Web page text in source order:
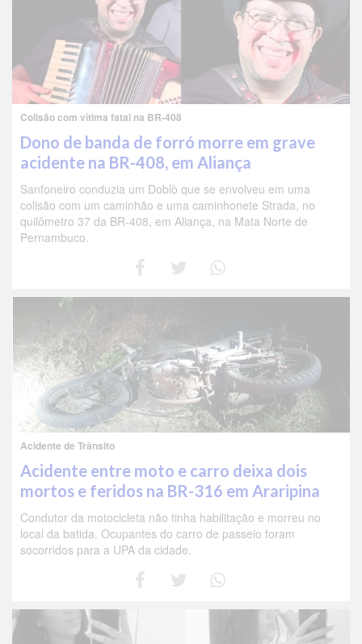
Colisão com vítima fatal na BR-408
Dono de banda de forró morre em grave
acidente na BR-408, em Aliança
Sanfoneiro conduzia um Doblò que se envolveu em uma
colisão com um caminhão e uma caminhonete Strada, no
quilômetro 37 da BR-408, em Aliança, na Mata Norte de
Pernambuco.
Acidente de Trânsito
Acidente entre moto e carro deixa dois
mortos e feridos na BR-316 em Araripina
Condutor da motocicleta não tinha habilitação e morreu no
local da batida. Ocupantes do carro de passeio foram
socorridos para a UPA da cidade.